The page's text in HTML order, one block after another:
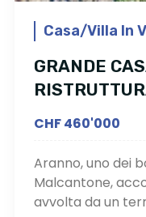
Casa/Villa In
GRANDE
CHF 460'000
Aranno, uno dei
Malcantone,
avvolta da un